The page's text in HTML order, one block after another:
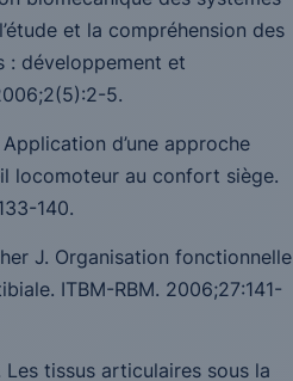
et la compréhension des
: développement et
;2(5):2-5.
d’une approche
locomoteur au confort siège.
140.
J. Organisation fonctionnelle
ITBM-RBM. 2006;27:141-
Les tissus articulaires sous la